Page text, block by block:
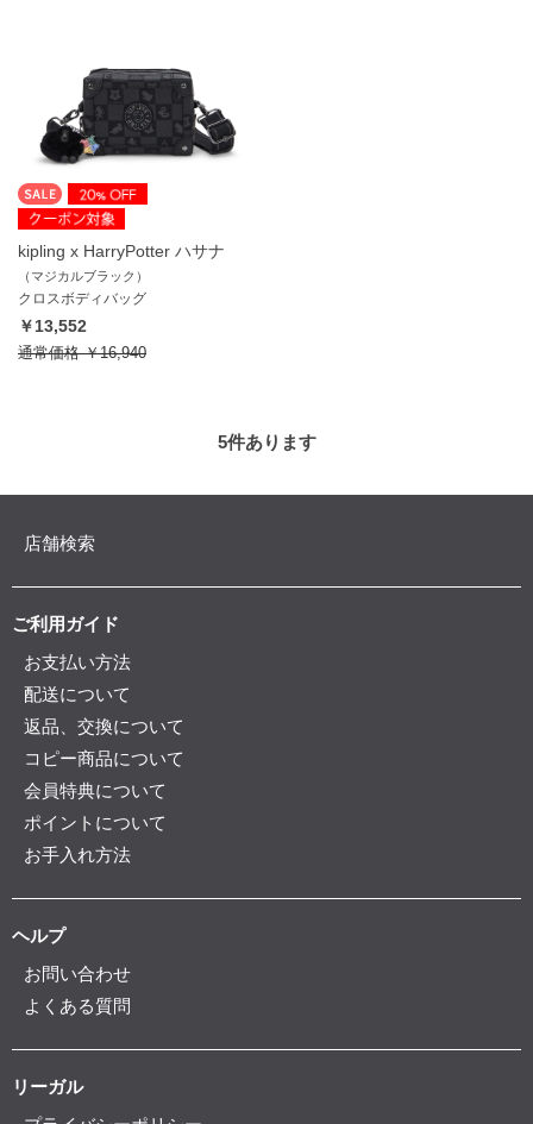
kipling x HarryPotter ハサナ
（マジカルブラック）
クロスボディバッグ
￥13,552
通常価格￥16,940
5件あります
店舗検索
ご利用ガイド
お支払い方法
配送について
返品、交換について
コピー商品について
会員特典について
ポイントについて
お手入れ方法
ヘルプ
お問い合わせ
よくある質問
リーガル